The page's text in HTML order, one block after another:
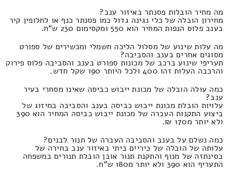
מה מחיר הובלות פסנתר באיזור ענב?
מחירון הובלה של כלי נגינה גדול כמו פסנתר כנף או לחלופין קיר
בענב פלוס הנפות המחיר הוא 550 ומקסימום 230 ש"ח.
מה עלות שינוע של מסלול הליכה חשמלי ומכשירים של ספורט
מסוגים אחרים בענב והסביבה?
תעריפי שינוע ברכב של מכונות ספורט בענב והסביבה פלוס פירוק
והרכבה העלות זהו 400 ולכל היותר 190 שקל חדש.
כמה עולה הובלה של מכונת ייבוש כביסה שאינו מסחרי בעיר
ענב?
עלויות הובלת מכונת ייבוש כביסה בענב והסביבה במיזוג של
ביצוע התקנות העברה של מכונת ייבוש כביסה המחיר הוא 390
ולא יותר מ170 ₪.
כמה נשלם על בענב והסביבה העברה של תנור לבנים?
עלותה של הובלה של כיריים ביתי באיזור ענב בחירה של
בסינתזה של מנוף והתקנת תנור אובן הובלת תנורים במשפחה
התעריף הוא 390 ולא יותר מ180 ש"ח.